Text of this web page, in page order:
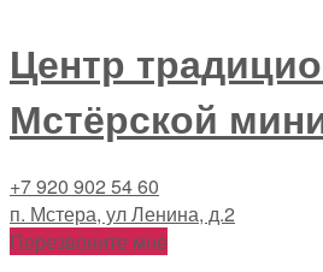
Центр
Мстёрской
+7 920 902 54 60
п. Мстера, ул Ленина, д.2
Перезвоните мне